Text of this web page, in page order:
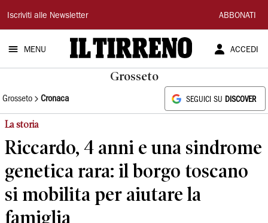
Il
Tirreno
Iscriviti alle Newsletter ABBONATI
MENU ACCEDI
Grosseto
Grosseto Cronaca SEGUICI SU DISCOVER
La storia
Riccardo, 4 anni e una sindrome
genetica rara: il borgo toscano
si mobilita per aiutare la
famiglia